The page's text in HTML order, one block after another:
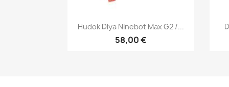
Швидкий перегляд
Hudok Dlya Ninebot Max G2 /...
58,00 €